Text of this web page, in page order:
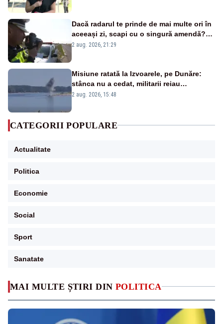
MAI MULTE ȘTIRI DIN POLITICA
Dacă radarul te prinde de mai multe ori în
aceeași zi, scapi cu o singură amendă?
Ce spune legea
2 aug. 2026, 21:29
Misiune ratată la Izvoarele, pe Dunăre:
stânca nu a cedat, militarii reiau
detonările luni – VIDEO
2 aug. 2026, 15:48
CATEGORII POPULARE
Actualitate
Politica
Economie
Social
Sport
Sanatate